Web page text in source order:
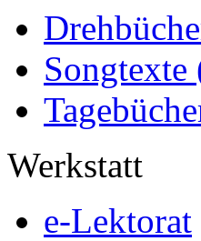
Songtexte
Werkstatt
e-Lektorat